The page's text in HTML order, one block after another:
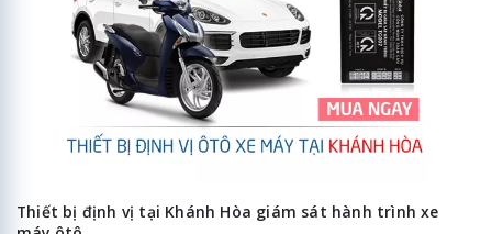
Thiết bị định vị tại Khánh Hòa giám sát hành trình xe